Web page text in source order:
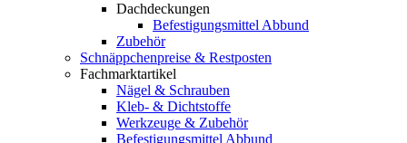
Dachdeckungen
Befestigungsmittel Abbund
Zubehör
Schnäppchenpreise & Restposten
Fachmarktartikel
Nägel & Schrauben
Kleb- & Dichtstoffe
Werkzeuge & Zubehör
Befestigungsmittel Abbund